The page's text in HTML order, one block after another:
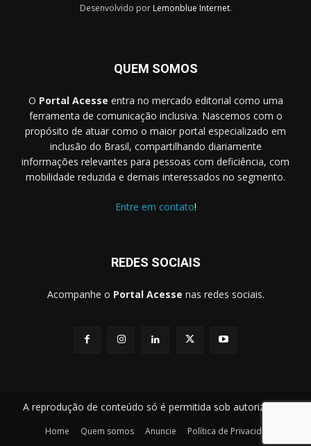
Desenvolvido por Lemonblue Internet.
QUEM SOMOS
O Portal Acesse entra no mercado editorial como uma
ferramenta de comunicação inclusiva. Nascemos com o
propósito de atuar como o maior portal especializado em
inclusão do Brasil, compartilhando diariamente
informações relevantes para pessoas com deficiência, com
mobilidade reduzida e demais interessados no segmento.
Entre em contato!
REDES SOCIAIS
Acompanhe o Portal Acesse nas redes sociais.
A reprodução de conteúdo só é permitida sob autorização.
Home Quem somos Anuncie Política de Privacidade